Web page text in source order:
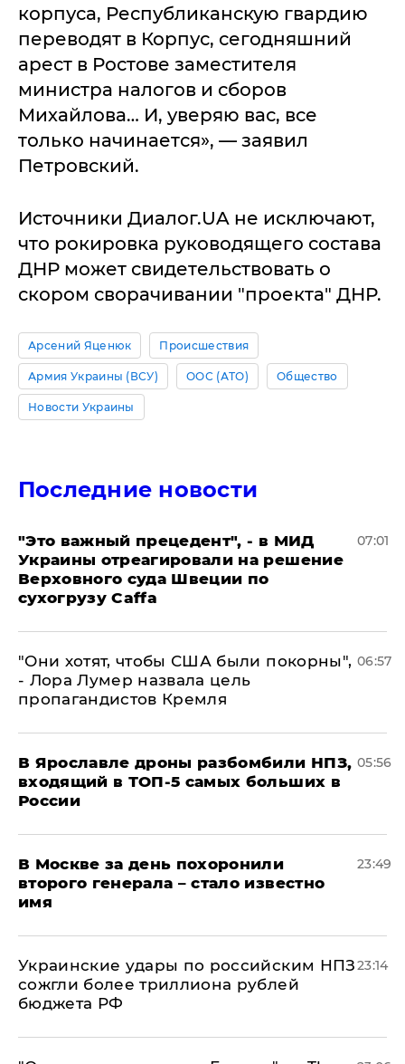
корпуса, Республиканскую гвардию
переводят в Корпус, сегодняшний
арест в Ростове заместителя
министра налогов и сборов
Михайлова… И, уверяю вас, все
только начинается», — заявил
Петровский.
Источники Диалог.UA не исключают,
что рокировка руководящего состава
ДНР может свидетельствовать о
скором сворачивании "проекта" ДНР.
Арсений Яценюк Происшествия
Армия Украины (ВСУ) ООС (АТО) Общество
Новости Украины
Последние новости
"Это важный прецедент", - в МИД
Украины отреагировали на решение
Верховного суда Швеции по
сухогрузу Caffa
07:01
"Они хотят, чтобы США были покорны",
- Лора Лумер назвала цель
пропагандистов Кремля
06:57
В Ярославле дроны разбомбили НПЗ,
входящий в ТОП-5 самых больших в
России
05:56
В Москве за день похоронили
второго генерала – стало известно
имя
23:49
Украинские удары по российским НПЗ
сожгли более триллиона рублей
бюджета РФ
23:14